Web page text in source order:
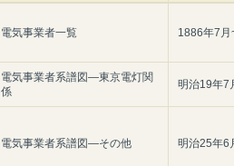
電気事業者一覧 1886年7
電気事業者系譜図―東京電灯関
係
明治19年7
電気事業者系譜図―その他 明治25年6